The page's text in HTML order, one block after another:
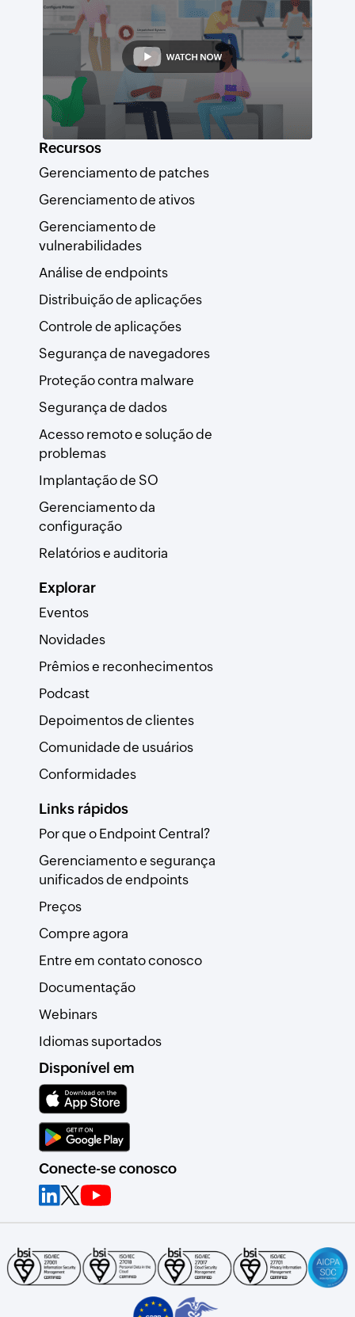
Recursos
Gerenciamento de patches
Gerenciamento de ativos
Gerenciamento de
vulnerabilidades
Análise de endpoints
Distribuição de aplicações
Controle de aplicações
Segurança de navegadores
Proteção contra malware
Segurança de dados
Acesso remoto e solução de
problemas
Implantação de SO
Gerenciamento da
configuração
Relatórios e auditoria
Explorar
Eventos
Novidades
Prêmios e reconhecimentos
Podcast
Depoimentos de clientes
Comunidade de usuários
Conformidades
Links rápidos
Por que o Endpoint Central?
Gerenciamento e segurança
unificados de endpoints
Preços
Compre agora
Entre em contato conosco
Documentação
Webinars
Idiomas suportados
Disponível em
Conecte-se conosco